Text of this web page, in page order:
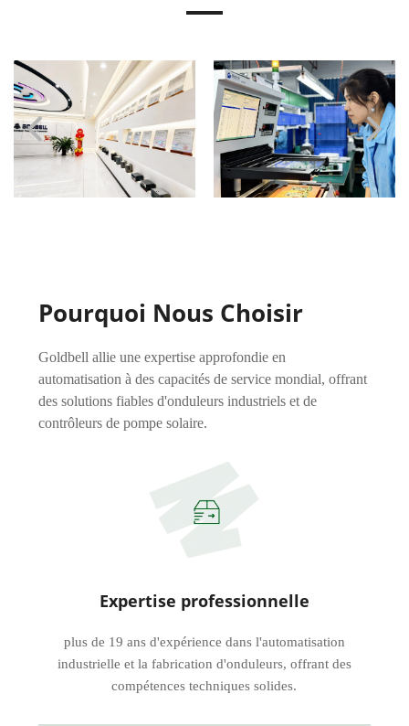
Pourquoi Nous Choisir
Goldbell allie une expertise approfondie en
automatisation à des capacités de service mondial, offrant
des solutions fiables d'onduleurs industriels et de
contrôleurs de pompe solaire.
Expertise professionnelle
plus de 19 ans d'expérience dans l'automatisation
industrielle et la fabrication d'onduleurs, offrant des
compétences techniques solides.